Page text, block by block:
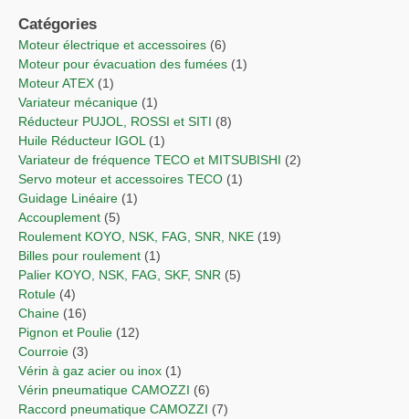
Catégories
Moteur électrique et accessoires (6)
Moteur pour évacuation des fumées (1)
Moteur ATEX (1)
Variateur mécanique (1)
Réducteur PUJOL, ROSSI et SITI (8)
Huile Réducteur IGOL (1)
Variateur de fréquence TECO et MITSUBISHI (2)
Servo moteur et accessoires TECO (1)
Guidage Linéaire (1)
Accouplement (5)
Roulement KOYO, NSK, FAG, SNR, NKE (19)
Billes pour roulement (1)
Palier KOYO, NSK, FAG, SKF, SNR (5)
Rotule (4)
Chaine (16)
Pignon et Poulie (12)
Courroie (3)
Vérin à gaz acier ou inox (1)
Vérin pneumatique CAMOZZI (6)
Raccord pneumatique CAMOZZI (7)